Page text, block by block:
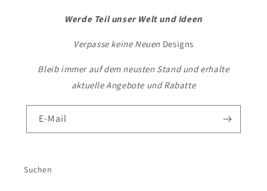
Werde Teil unser Welt und Ideen
Verpasse keine Neuen Designs
Bleib immer auf dem neusten Stand und erhalte
aktuelle Angebote und Rabatte
E-Mail
Suchen